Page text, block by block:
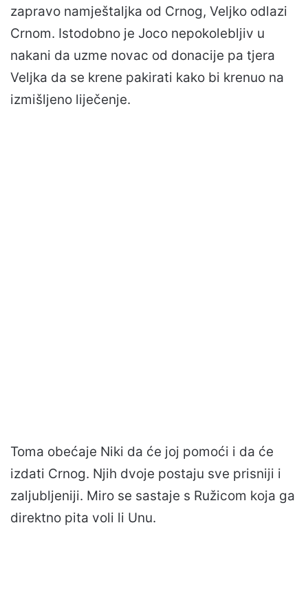
zapravo namještaljka od Crnog, Veljko odlazi
Crnom. Istodobno je Joco nepokolebljiv u
nakani da uzme novac od donacije pa tjera
Veljka da se krene pakirati kako bi krenuo na
izmišljeno liječenje.
Toma obećaje Niki da će joj pomoći i da će
izdati Crnog. Njih dvoje postaju sve prisniji i
zaljubljeniji. Miro se sastaje s Ružicom koja ga
direktno pita voli li Unu.